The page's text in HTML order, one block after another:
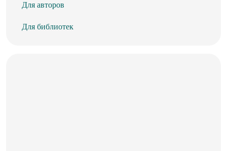
Для авторов
Для библиотек